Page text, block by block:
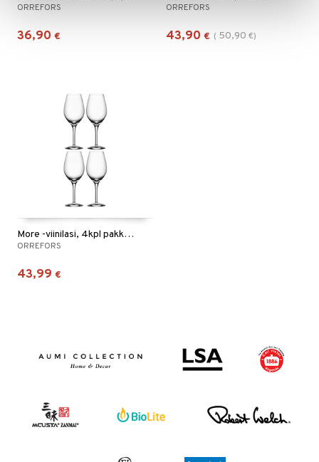
ORREFORS
36,90 €
ORREFORS
43,90 € ( 50,90 €)
More -viinilasi, 4kpl pakkaus
ORREFORS
43,99 €